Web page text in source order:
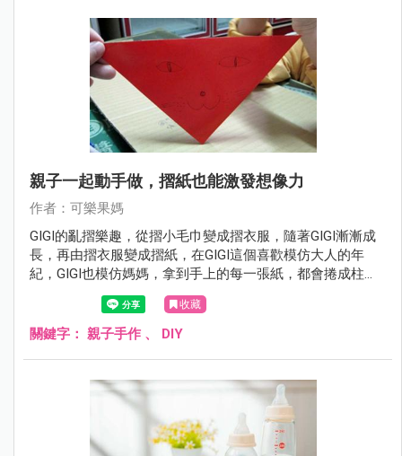
親子一起動手做，摺紙也能激發想像力
作者：可樂果媽
GIGI的亂摺樂趣，從摺小毛巾變成摺衣服，隨著GIGI漸漸成
長，再由摺衣服變成摺紙，在GIGI這個喜歡模仿大人的年
紀，GIGI也模仿媽媽，拿到手上的每一張紙，都會捲成柱
狀，漸漸養成GIGI喜歡捲紙和摺紙的習慣。
收藏
關鍵字： 親子手作 、 DIY